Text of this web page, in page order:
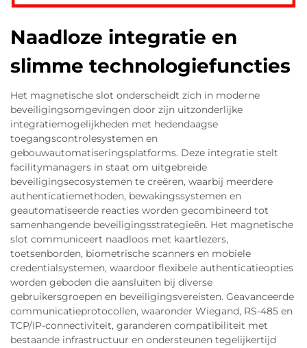
Naadloze integratie en
slimme technologiefuncties
Het magnetische slot onderscheidt zich in moderne
beveiligingsomgevingen door zijn uitzonderlijke
integratiemogelijkheden met hedendaagse
toegangscontrolesystemen en
gebouwautomatiseringsplatforms. Deze integratie stelt
facilitymanagers in staat om uitgebreide
beveiligingsecosystemen te creëren, waarbij meerdere
authenticatiemethoden, bewakingssystemen en
geautomatiseerde reacties worden gecombineerd tot
samenhangende beveiligingsstrategieën. Het magnetische
slot communiceert naadloos met kaartlezers,
toetsenborden, biometrische scanners en mobiele
credentialsystemen, waardoor flexibele authenticatieopties
worden geboden die aansluiten bij diverse
gebruikersgroepen en beveiligingsvereisten. Geavanceerde
communicatieprotocollen, waaronder Wiegand, RS-485 en
TCP/IP-connectiviteit, garanderen compatibiliteit met
bestaande infrastructuur en ondersteunen tegelijkertijd